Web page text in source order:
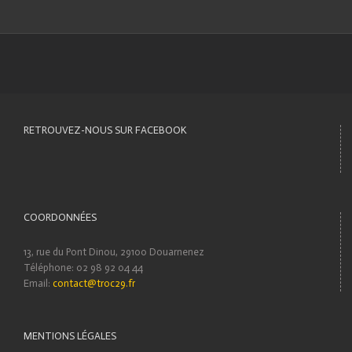
RETROUVEZ-NOUS SUR FACEBOOK
COORDONNÉES
13, rue du Pont Dinou, 29100 Douarnenez
Téléphone: 02 98 92 04 44
Email: contact@troc29.fr
MENTIONS LÉGALES